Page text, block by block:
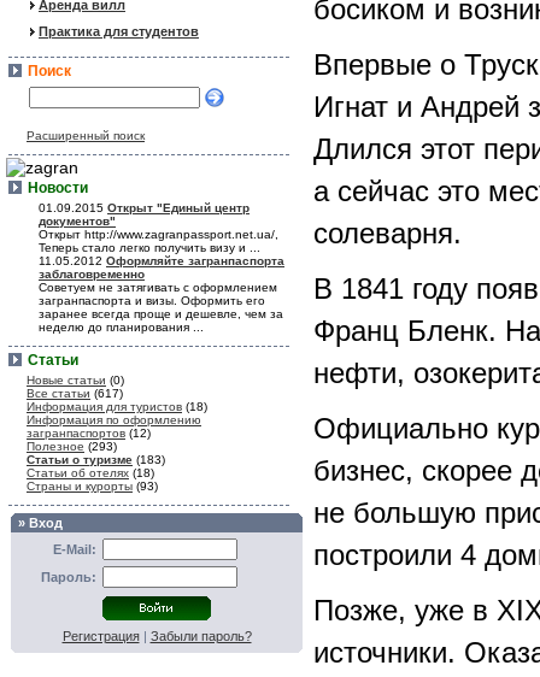
Аренда вилл
Практика для студентов
Поиск
Расширенный поиск
Новости
01.09.2015 Открыт "Единый центр
документов"
Открыт http://www.zagranpassport.net.ua/,
Теперь стало легко получить визу и ...
11.05.2012 Оформляйте загранпаспорта
заблаговременно
Советуем не затягивать с оформлением
загранпаспорта и визы. Оформить его
заранее всегда проще и дешевле, чем за
неделю до планирования ...
Статьи
Новые статьи (0)
Все статьи (617)
Информация для туристов (18)
Информация по оформлению
загранпаспортов (12)
Полезное (293)
Статьи о туризме (183)
Статьи об отелях (18)
Страны и курорты (93)
» Вход
E-Mail:
Пароль:
Регистрация| Забыли пароль?
босиком и
Впервые о
Игнат и Андрей
Длился этот
а сейчас это
солеварня.
В 1841 году
Франц Бленк.
нефти,
Официально
бизнес, скорее
не большую
построили 4
Позже, уже в
источники.